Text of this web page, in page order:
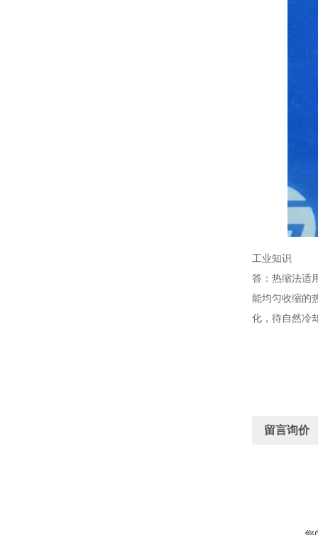
工业知识
答：热缩法适
能均匀收缩的
化，待自然冷
留言询价